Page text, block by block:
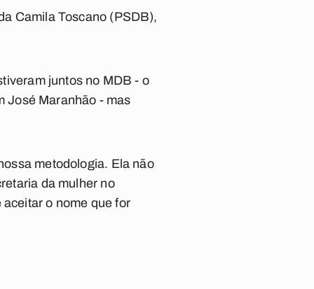
Camila Toscano (PSDB),
juntos no MDB - o
José Maranhão - mas
metodologia. Ela não
da mulher no
o nome que for